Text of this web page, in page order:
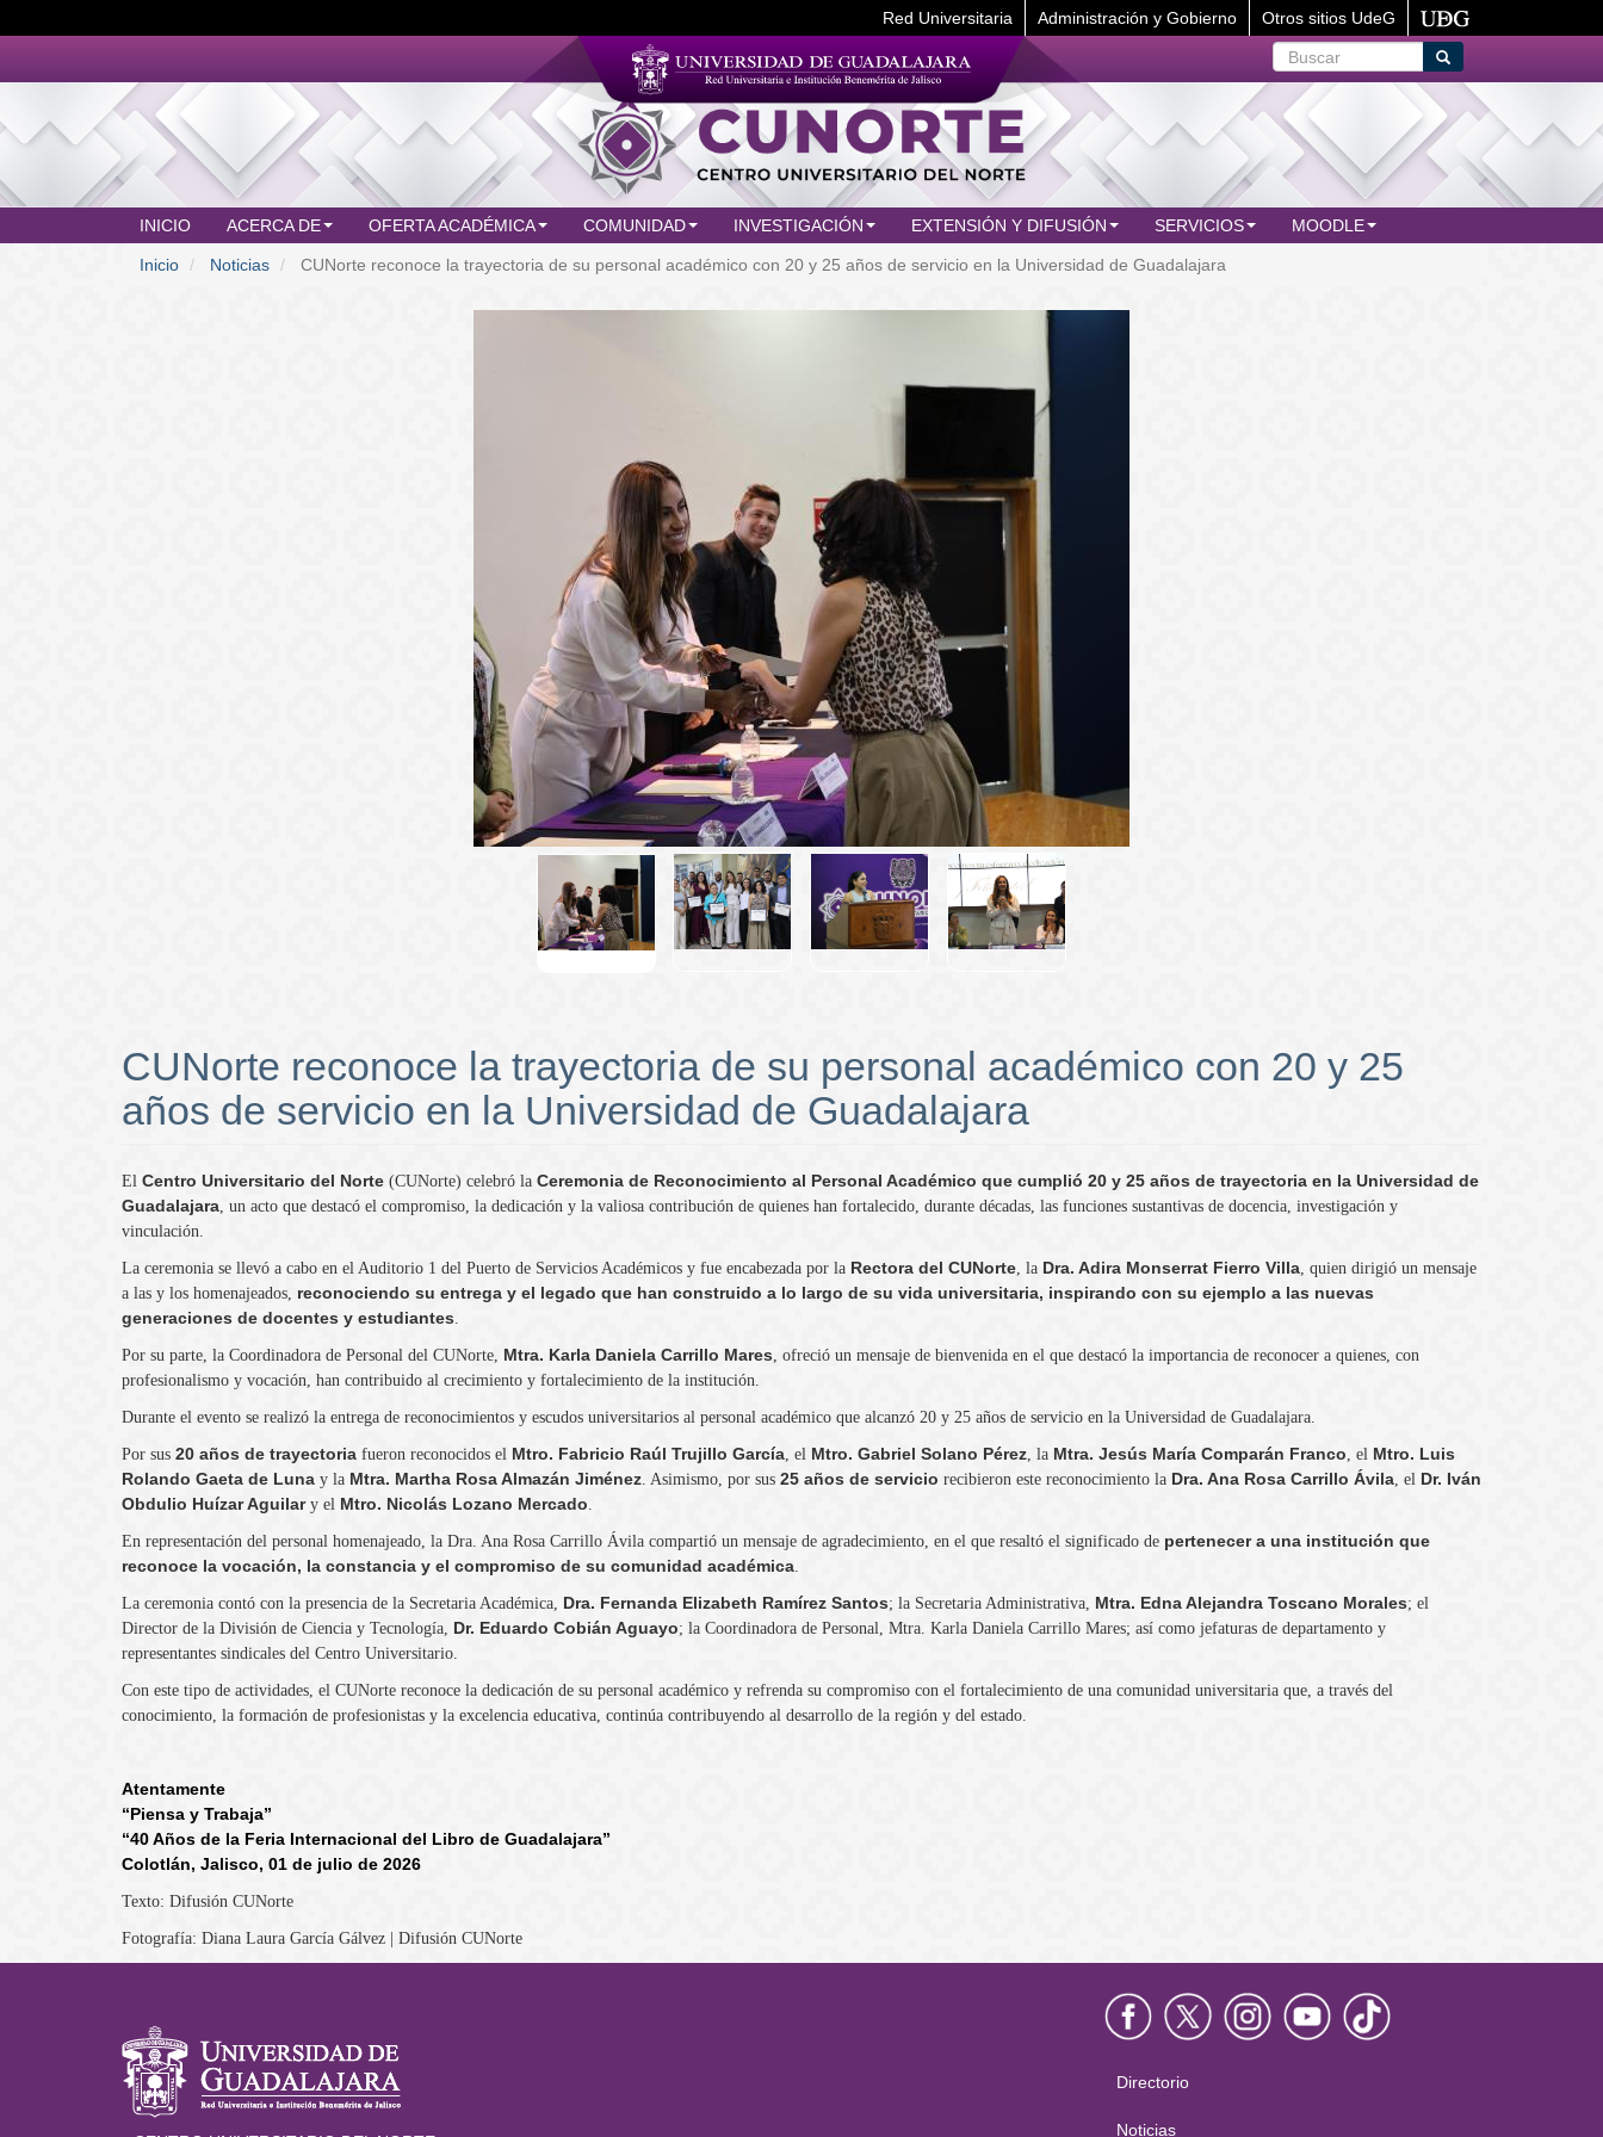
al
principal
Red Universitaria Administración y Gobierno
Otros sitios UdeG
Buscar
Buscar
MAIN
MENU
INICIO ACERCA DE OFERTA ACADÉMICA COMUNIDAD INVESTIGACIÓN EXTENSIÓN Y DIFUSIÓN SERVICIOS MOODLE
Inicio Noticias CUNorte reconoce la trayectoria de su personal académico con 20 y 25 años de servicio en la Universidad de Guadalajara
CUNorte reconoce la trayectoria de su personal académico con 20 y 25
años de servicio en la Universidad de Guadalajara
El Centro Universitario del Norte (CUNorte) celebró la Ceremonia de Reconocimiento al Personal Académico que cumplió 20 y 25 años de trayectoria en la Universidad de
Guadalajara, un acto que destacó el compromiso, la dedicación y la valiosa contribución de quienes han fortalecido, durante décadas, las funciones sustantivas de docencia, investigación y
vinculación.
La ceremonia se llevó a cabo en el Auditorio 1 del Puerto de Servicios Académicos y fue encabezada por la Rectora del CUNorte, la Dra. Adira Monserrat Fierro Villa, quien dirigió un mensaje
a las y los homenajeados, reconociendo su entrega y el legado que han construido a lo largo de su vida universitaria, inspirando con su ejemplo a las nuevas
generaciones de docentes y estudiantes.
Por su parte, la Coordinadora de Personal del CUNorte, Mtra. Karla Daniela Carrillo Mares, ofreció un mensaje de bienvenida en el que destacó la importancia de reconocer a quienes, con
profesionalismo y vocación, han contribuido al crecimiento y fortalecimiento de la institución.
Durante el evento se realizó la entrega de reconocimientos y escudos universitarios al personal académico que alcanzó 20 y 25 años de servicio en la Universidad de Guadalajara.
Por sus 20 años de trayectoria fueron reconocidos el Mtro. Fabricio Raúl Trujillo García, el Mtro. Gabriel Solano Pérez, la Mtra. Jesús María Comparán Franco, el Mtro. Luis
Rolando Gaeta de Luna y la Mtra. Martha Rosa Almazán Jiménez. Asimismo, por sus 25 años de servicio recibieron este reconocimiento la Dra. Ana Rosa Carrillo Ávila, el Dr. Iván
Obdulio Huízar Aguilar y el Mtro. Nicolás Lozano Mercado.
En representación del personal homenajeado, la Dra. Ana Rosa Carrillo Ávila compartió un mensaje de agradecimiento, en el que resaltó el significado de pertenecer a una institución que
reconoce la vocación, la constancia y el compromiso de su comunidad académica.
La ceremonia contó con la presencia de la Secretaria Académica, Dra. Fernanda Elizabeth Ramírez Santos; la Secretaria Administrativa, Mtra. Edna Alejandra Toscano Morales; el
Director de la División de Ciencia y Tecnología, Dr. Eduardo Cobián Aguayo; la Coordinadora de Personal, Mtra. Karla Daniela Carrillo Mares; así como jefaturas de departamento y
representantes sindicales del Centro Universitario.
Con este tipo de actividades, el CUNorte reconoce la dedicación de su personal académico y refrenda su compromiso con el fortalecimiento de una comunidad universitaria que, a través del
conocimiento, la formación de profesionistas y la excelencia educativa, continúa contribuyendo al desarrollo de la región y del estado.
Atentamente
“Piensa y Trabaja”
“40 Años de la Feria Internacional del Libro de Guadalajara”
Colotlán, Jalisco, 01 de julio de 2026
Texto: Difusión CUNorte
Fotografía: Diana Laura García Gálvez | Difusión CUNorte
Información del portal
Menú
Directorio
Noticias